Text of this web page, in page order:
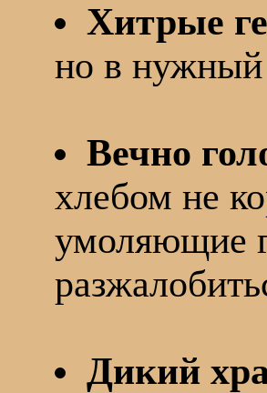
Хитрые
но в
Вечно
хлебом не
умоляющие
Дикий